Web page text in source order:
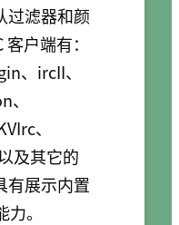
过滤器和颜
户端有：
、ircII、
、
及其它的
有展示内置
。